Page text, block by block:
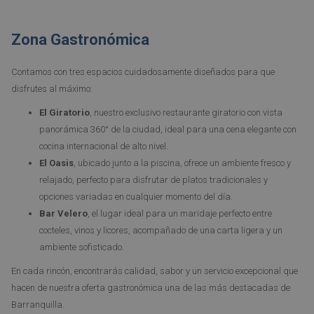
Zona Gastronómica
Contamos con tres espacios cuidadosamente diseñados para que
disfrutes al máximo:
El Giratorio , nuestro exclusivo restaurante giratorio con vista
panorámica 360° de la ciudad, ideal para una cena elegante con
cocina internacional de alto nivel.
El Oasis , ubicado junto a la piscina, ofrece un ambiente fresco y
relajado, perfecto para disfrutar de platos tradicionales y
opciones variadas en cualquier momento del día.
Bar Velero , el lugar ideal para un maridaje perfecto entre
cocteles, vinos y licores, acompañado de una carta ligera y un
ambiente sofisticado.
En cada rincón, encontrarás calidad, sabor y un servicio excepcional que
hacen de nuestra oferta gastronómica una de las más destacadas de
Barranquilla.